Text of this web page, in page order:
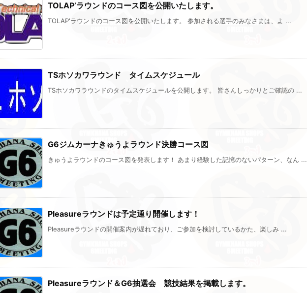
TOLAP’ラウンドのコース図を公開いたします。
TOLAP'ラウンドのコース図を公開いたします。 参加される選手のみなさまは、よ ...
TSホソカワラウンド タイムスケジュール
TSホソカワラウンドのタイムスケジュールを公開します。 皆さんしっかりとご確認の ...
G6ジムカーナきゅうよラウンド決勝コース図
きゅうよラウンドのコース図を発表します！ あまり経験した記憶のないパターン、なん ...
Pleasureラウンドは予定通り開催します！
Pleasureラウンドの開催案内が遅れており、ご参加を検討しているかた、楽しみ ...
Pleasureラウンド＆G6抽選会 競技結果を掲載します。